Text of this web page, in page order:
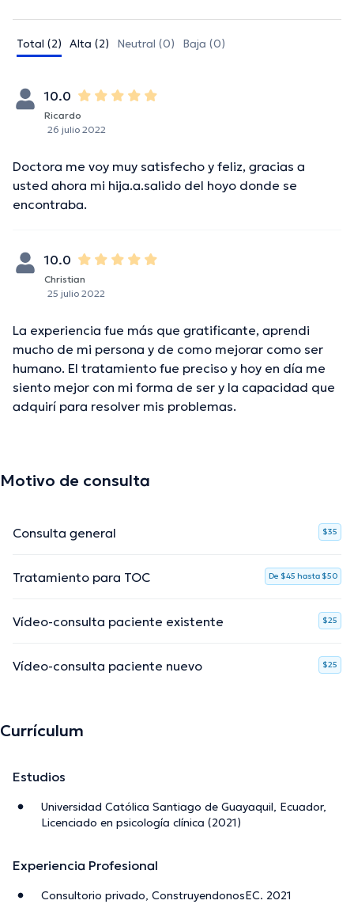
Total (2) Alta (2) Neutral (0) Baja (0)
10.0
Ricardo
26 julio 2022
Doctora me voy muy satisfecho y feliz, gracias a
usted ahora mi hija.a.salido del hoyo donde se
encontraba.
10.0
Christian
25 julio 2022
La experiencia fue más que gratificante, aprendi
mucho de mi persona y de como mejorar como ser
humano. El tratamiento fue preciso y hoy en día me
siento mejor con mi forma de ser y la capacidad que
adquirí para resolver mis problemas.
Motivo de consulta
Consulta general $35
Tratamiento para TOC De $45 hasta $50
Vídeo-consulta paciente existente $25
Vídeo-consulta paciente nuevo $25
Currículum
Estudios
Universidad Católica Santiago de Guayaquil, Ecuador,
Licenciado en psicología clínica (2021)
Experiencia Profesional
Consultorio privado, ConstruyendonosEC. 2021